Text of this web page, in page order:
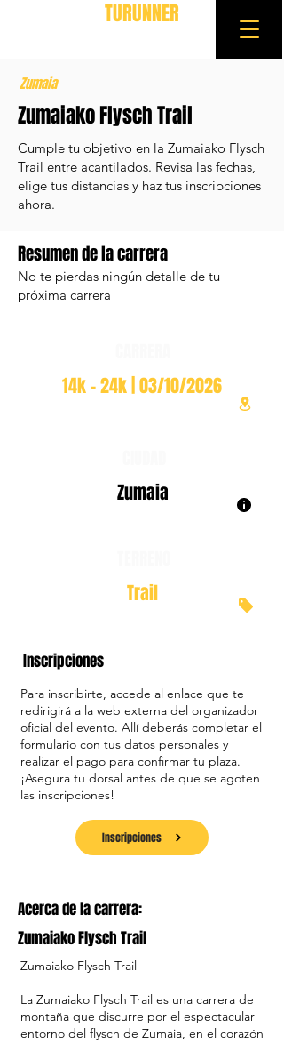
TURUNNER
Zumaia
Zumaiako Flysch Trail
Cumple tu objetivo en la Zumaiako Flysch
Trail entre acantilados. Revisa las fechas,
elige tus distancias y haz tus inscripciones
ahora.
Resumen de la carrera
No te pierdas ningún detalle de tu
próxima carrera
14k - 24k | 03/10/2026
Zumaia
Trail
Inscripciones
Para inscribirte, accede al enlace que te
redirigirá a la web externa del organizador
oficial del evento. Allí deberás completar el
formulario con tus datos personales y
realizar el pago para confirmar tu plaza.
¡Asegura tu dorsal antes de que se agoten
las inscripciones!
Inscripciones
Acerca de la carrera:
Zumaiako Flysch Trail
Zumaiako Flysch Trail
La Zumaiako Flysch Trail es una carrera de
montaña que discurre por el espectacular
entorno del flysch de Zumaia, en el corazón